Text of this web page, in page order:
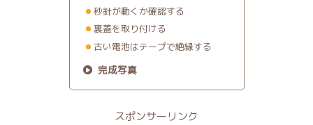
秒針が動くか確認する
裏蓋を取り付ける
古い電池はテープで絶縁する
完成写真
スポンサーリンク